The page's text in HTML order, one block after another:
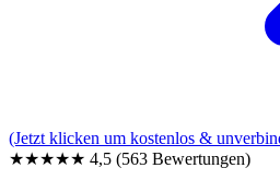
(Jetzt klicken um kostenlos &
★★★★★ 4,5 (563 Bewertungen)